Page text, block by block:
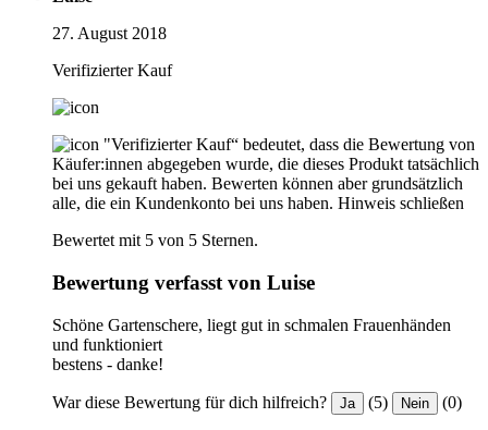
27. August 2018
Verifizierter Kauf
"Verifizierter Kauf“ bedeutet, dass die Bewertung von
Käufer:innen abgegeben wurde, die dieses Produkt tatsächlich
bei uns gekauft haben. Bewerten können aber grundsätzlich
alle, die ein Kundenkonto bei uns haben. Hinweis schließen
Bewertet mit 5 von 5 Sternen.
Bewertung verfasst von Luise
Schöne Gartenschere, liegt gut in schmalen Frauenhänden
und funktioniert
bestens - danke!
War diese Bewertung für dich hilfreich? Ja (5) Nein (0)